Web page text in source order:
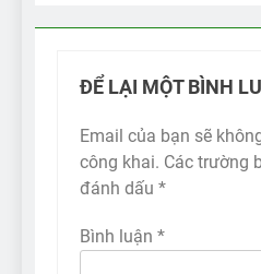
ĐỂ LẠI MỘT BÌNH
Email của bạn sẽ
công khai. Các trường
đánh dấu *
Bình luận *